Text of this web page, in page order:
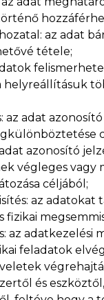
az adat
tétele;
helyreállításuk
az adat azonosító
azonosító
végleges vagy
céljából;
az adatokat
az adatkezelési
feladatok
és